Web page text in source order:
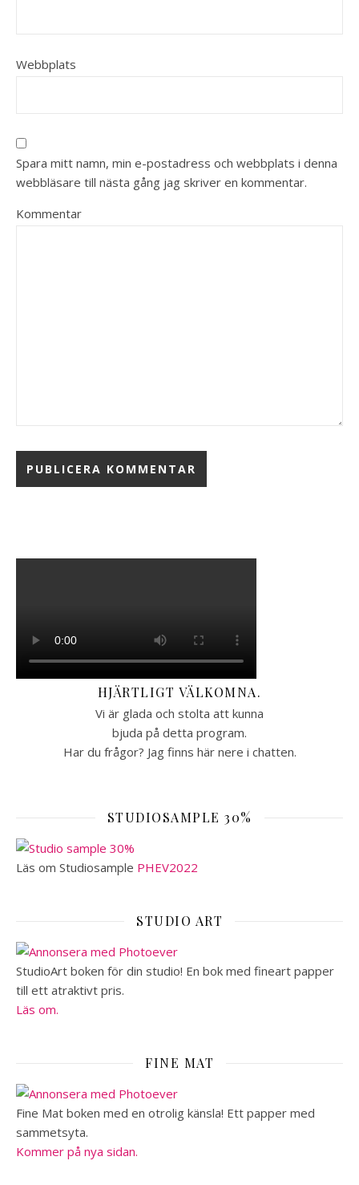
Webbplats
Spara mitt namn, min e-postadress och webbplats i denna
webbläsare till nästa gång jag skriver en kommentar.
Kommentar
HJÄRTLIGT VÄLKOMNA.
Vi är glada och stolta att kunna
bjuda på detta program.
Har du frågor? Jag finns här nere i chatten.
STUDIOSAMPLE 30%
Läs om Studiosample PHEV2022
STUDIO ART
StudioArt boken för din studio! En bok med fineart papper
till ett atraktivt pris.
Läs om.
FINE MAT
Fine Mat boken med en otrolig känsla! Ett papper med
sammetsyta.
Kommer på nya sidan.